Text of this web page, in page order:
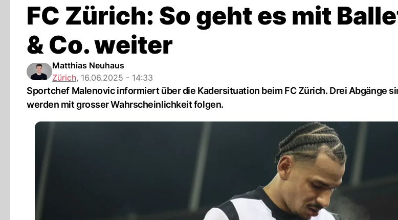
FC Zürich: So geht es mit
& Co. weiter
Matthias Neuhaus
Zürich, 16.06.2025 - 14:33
Sportchef Malenovic informiert über die Kadersituation beim FC Zürich. Drei Abgänge
werden mit grosser Wahrscheinlichkeit folgen.